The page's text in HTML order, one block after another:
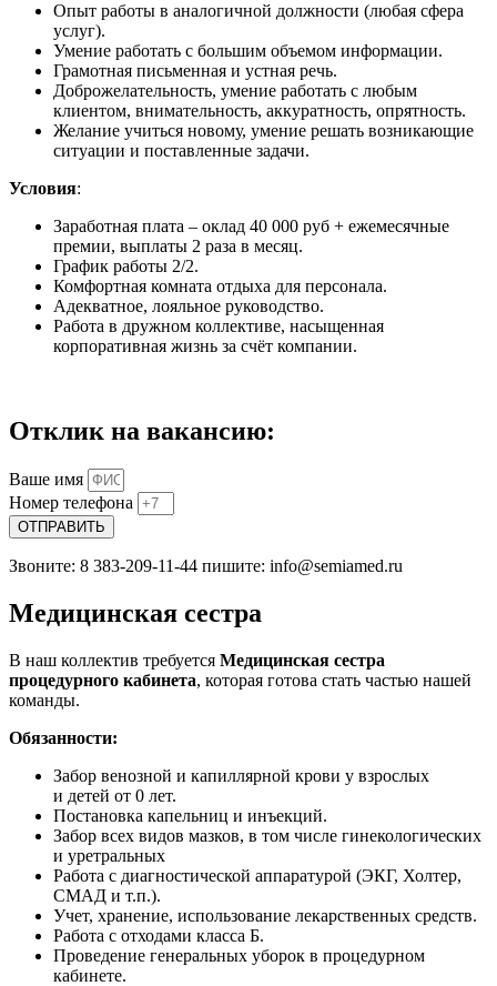
Опыт работы в аналогичной должности (любая сфера
услуг).
Умение работать с большим объемом информации.
Грамотная письменная и устная речь.
Доброжелательность, умение работать с любым
клиентом, внимательность, аккуратность, опрятность.
Желание учиться новому, умение решать возникающие
ситуации и поставленные задачи.
Условия:
Заработная плата – оклад 40 000 руб + ежемесячные
премии, выплаты 2 раза в месяц.
График работы 2/2.
Комфортная комната отдыха для персонала.
Адекватное, лояльное руководство.
Работа в дружном коллективе, насыщенная
корпоративная жизнь за счёт компании.
Отклик на вакансию:
Ваше имя
Номер телефона
ОТПРАВИТЬ
Звоните: 8 383-209-11-44 пишите: info@semiamed.ru
Медицинская сестра
В наш коллектив требуется Медицинская сестра
процедурного кабинета, которая готова стать частью нашей
команды.
Обязанности:
Забор венозной и капиллярной крови у взрослых
и детей от 0 лет.
Постановка капельниц и инъекций.
Забор всех видов мазков, в том числе гинекологических
и уретральных
Работа с диагностической аппаратурой (ЭКГ, Холтер,
СМАД и т.п.).
Учет, хранение, использование лекарственных средств.
Работа с отходами класса Б.
Проведение генеральных уборок в процедурном
кабинете.